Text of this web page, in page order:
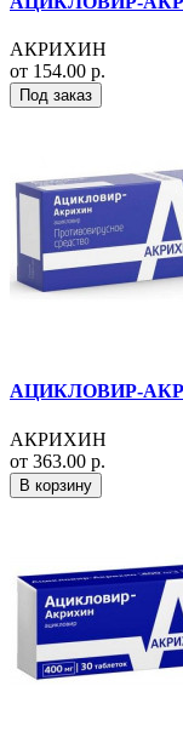
АКРИХИН
от 154.00 р.
Под заказ
АЦИКЛОВИР-
АКРИХИН
от 363.00 р.
В корзину